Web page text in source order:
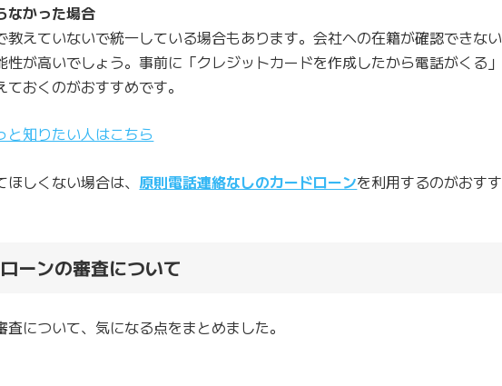
なかった場合
えていないで統一している場合もあります。会社への在籍が確認できない
が高いでしょう。事前に「クレジットカードを作成したから電話がくる」
おくのがおすすめです。
と知りたい人はこちら
しくない場合は、 原則電話連絡なしのカードローンを利用するのがおすす
ーンの審査について
について、気になる点をまとめました。